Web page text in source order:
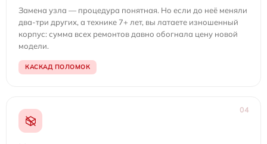
Замена узла — процедура понятная. Но если до неё меняли
два-три других, а технике 7+ лет, вы латаете изношенный
корпус: сумма всех ремонтов давно обогнала цену новой
модели.
КАСКАД ПОЛОМОК
04